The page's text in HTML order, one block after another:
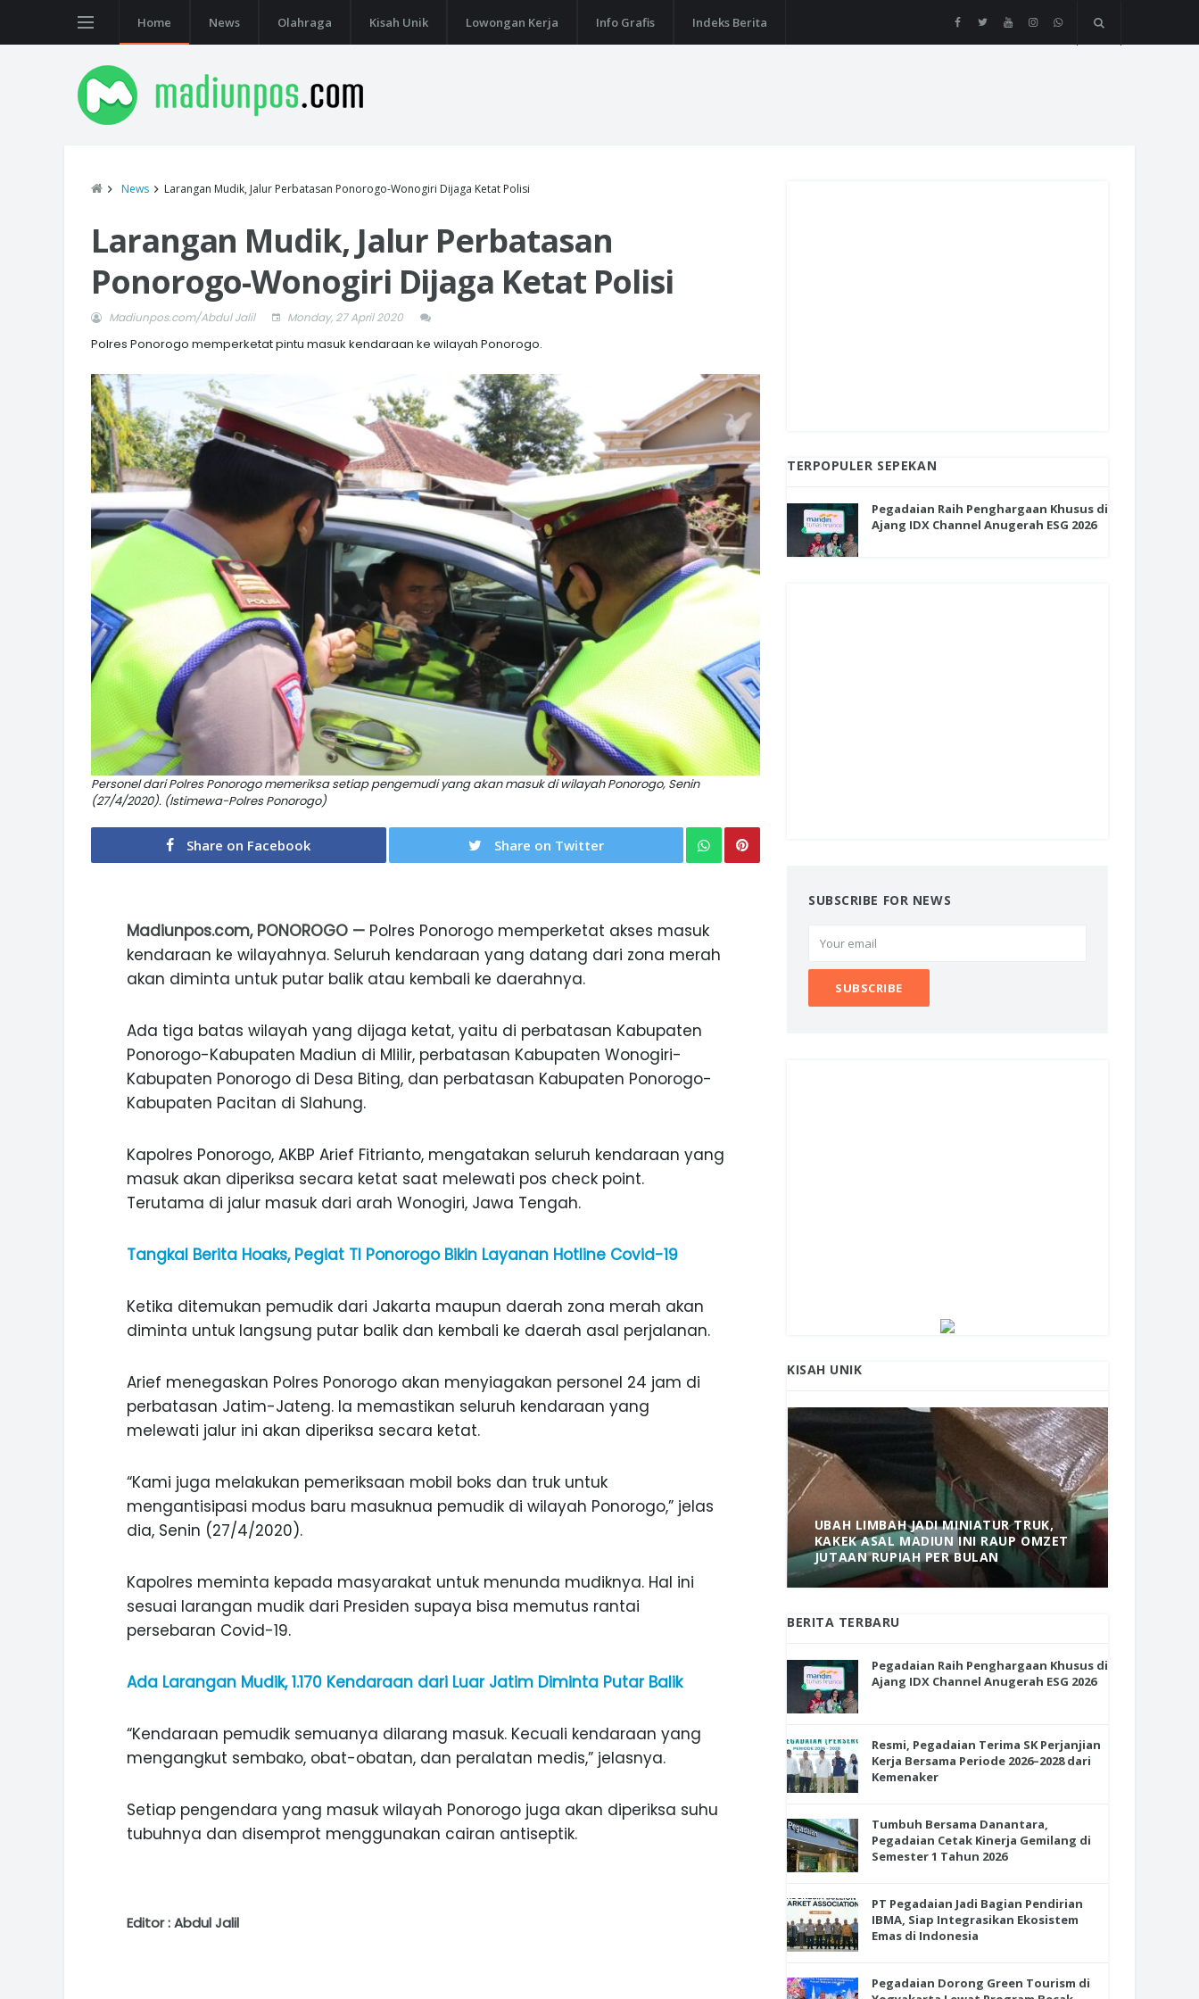
Home News Olahraga Kisah Unik Lowongan Kerja Info Grafis Indeks Berita
News Larangan Mudik, Jalur Perbatasan Ponorogo-Wonogiri Dijaga Ketat Polisi
Larangan Mudik, Jalur Perbatasan
Ponorogo-Wonogiri Dijaga Ketat Polisi
Madiunpos.com/Abdul Jalil Monday, 27 April 2020
Polres Ponorogo memperketat pintu masuk kendaraan ke wilayah Ponorogo.
Personel dari Polres Ponorogo memeriksa setiap pengemudi yang akan masuk di wilayah Ponorogo, Senin
(27/4/2020). (Istimewa-Polres Ponorogo)
Share on Facebook Share on Twitter
Madiunpos.com, PONOROGO — Polres Ponorogo memperketat akses masuk
kendaraan ke wilayahnya. Seluruh kendaraan yang datang dari zona merah
akan diminta untuk putar balik atau kembali ke daerahnya.
Ada tiga batas wilayah yang dijaga ketat, yaitu di perbatasan Kabupaten
Ponorogo-Kabupaten Madiun di Mlilir, perbatasan Kabupaten Wonogiri-
Kabupaten Ponorogo di Desa Biting, dan perbatasan Kabupaten Ponorogo-
Kabupaten Pacitan di Slahung.
Kapolres Ponorogo, AKBP Arief Fitrianto, mengatakan seluruh kendaraan yang
masuk akan diperiksa secara ketat saat melewati pos check point.
Terutama di jalur masuk dari arah Wonogiri, Jawa Tengah.
Tangkal Berita Hoaks, Pegiat TI Ponorogo Bikin Layanan Hotline Covid-19
Ketika ditemukan pemudik dari Jakarta maupun daerah zona merah akan
diminta untuk langsung putar balik dan kembali ke daerah asal perjalanan.
Arief menegaskan Polres Ponorogo akan menyiagakan personel 24 jam di
perbatasan Jatim-Jateng. Ia memastikan seluruh kendaraan yang
melewati jalur ini akan diperiksa secara ketat.
“Kami juga melakukan pemeriksaan mobil boks dan truk untuk
mengantisipasi modus baru masuknua pemudik di wilayah Ponorogo,” jelas
dia, Senin (27/4/2020).
Kapolres meminta kepada masyarakat untuk menunda mudiknya. Hal ini
sesuai larangan mudik dari Presiden supaya bisa memutus rantai
persebaran Covid-19.
Ada Larangan Mudik, 1.170 Kendaraan dari Luar Jatim Diminta Putar Balik
“Kendaraan pemudik semuanya dilarang masuk. Kecuali kendaraan yang
mengangkut sembako, obat-obatan, dan peralatan medis,” jelasnya.
Setiap pengendara yang masuk wilayah Ponorogo juga akan diperiksa suhu
tubuhnya dan disemprot menggunakan cairan antiseptik.
Editor : Abdul Jalil
TERPOPULER SEPEKAN
Pegadaian Raih Penghargaan Khusus di
Ajang IDX Channel Anugerah ESG 2026
SUBSCRIBE FOR NEWS
KISAH UNIK
MANIS, LEGIT, DAN PAHIT, NIKMATNYA
UBAH LIMBAH JADI MINIATUR TRUK,
KAKEK ASAL MADIUN INI RAUP OMZET
JUTAAN RUPIAH PER BULAN
BERITA TERBARU
Pegadaian Raih Penghargaan Khusus di
Ajang IDX Channel Anugerah ESG 2026
Resmi, Pegadaian Terima SK Perjanjian
Kerja Bersama Periode 2026–2028 dari
Kemenaker
Tumbuh Bersama Danantara,
Pegadaian Cetak Kinerja Gemilang di
Semester 1 Tahun 2026
PT Pegadaian Jadi Bagian Pendirian
IBMA, Siap Integrasikan Ekosistem
Emas di Indonesia
Pegadaian Dorong Green Tourism di